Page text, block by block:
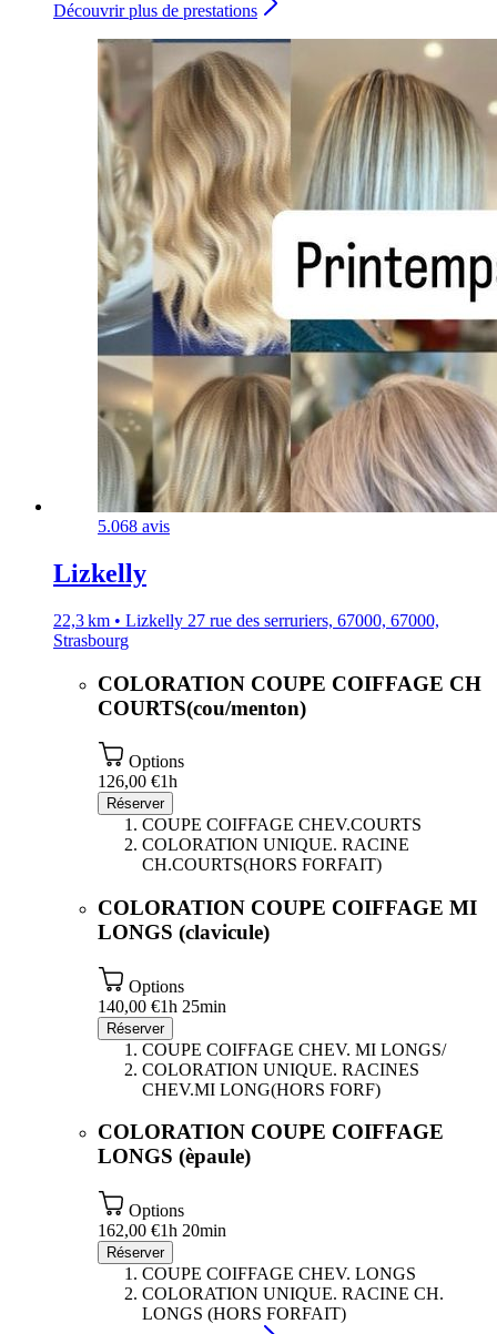
Découvrir plus de prestations
5.068 avis
Lizkelly
22,3 km • Lizkelly 27 rue des serruriers, 67000, 67000,
Strasbourg
COLORATION COUPE COIFFAGE CH
COURTS(cou/menton)
Options
126,00 €1h
Réserver
COUPE COIFFAGE CHEV.COURTS
COLORATION UNIQUE. RACINE
CH.COURTS(HORS FORFAIT)
COLORATION COUPE COIFFAGE MI
LONGS (clavicule)
Options
140,00 €1h 25min
Réserver
COUPE COIFFAGE CHEV. MI LONGS/
COLORATION UNIQUE. RACINES
CHEV.MI LONG(HORS FORF)
COLORATION COUPE COIFFAGE
LONGS (èpaule)
Options
162,00 €1h 20min
Réserver
COUPE COIFFAGE CHEV. LONGS
COLORATION UNIQUE. RACINE CH.
LONGS (HORS FORFAIT)